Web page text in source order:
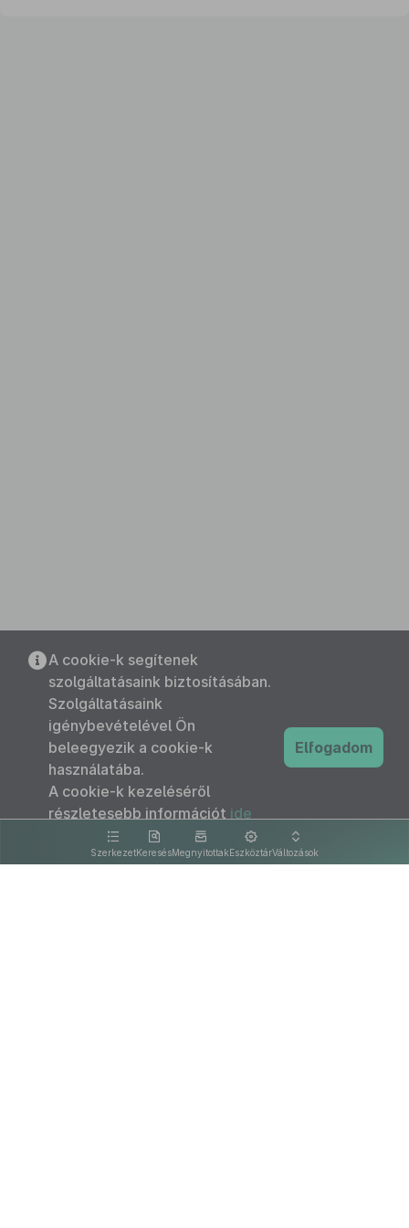
SzerkezetKeresésMegnyitottakEszköztárVáltozások
A cookie-k segítenek
szolgáltatásaink biztosításában.
Szolgáltatásaink
igénybevételével Ön
beleegyezik a cookie-k
használatába.
A cookie-k kezeléséről
részletesebb információt ide
kattintva olvashat.
Elfogadom